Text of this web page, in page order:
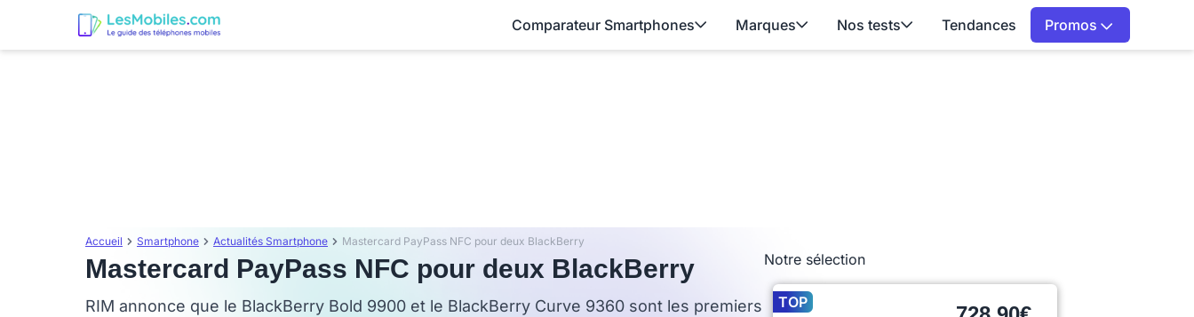
Comparateur Smartphones Marques Nos tests Tendances Promos
Accueil Smartphone Actualités Smartphone Mastercard PayPass NFC pour deux BlackBerry
Mastercard PayPass NFC pour deux BlackBerry
RIM annonce que le BlackBerry Bold 9900 et le BlackBerry Curve 9360 sont les premiers
Notre sélection
TOP